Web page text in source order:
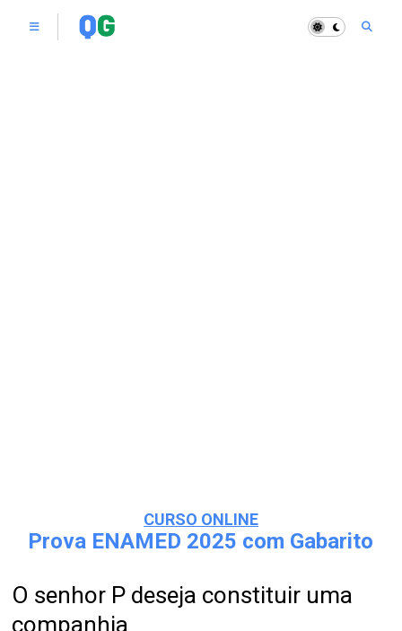
CURSO ONLINE
Prova ENAMED 2025 com Gabarito
O senhor P deseja constituir uma
companhia